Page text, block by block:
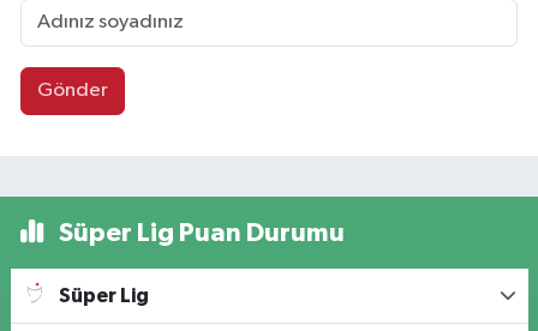
Gönder
Süper Lig Puan Durumu
Süper Lig